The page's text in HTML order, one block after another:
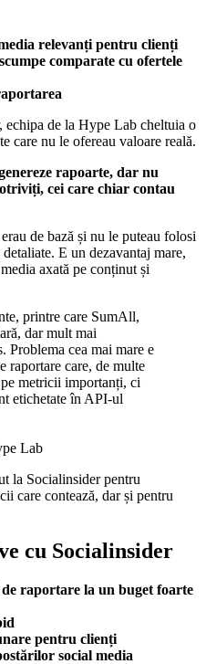
relevanți pentru clienți
comparate cu ofertele
echipa de la Hype Lab cheltuia o
care nu le ofereau valoare reală.
rapoarte, dar nu
cei care chiar contau
de bază și nu le puteau folosi
E un dezavantaj mare,
axată pe conținut și
printre care SumAll,
dar mult mai
Problema cea mai mare e
raportare care, de multe
metricii importanți, ci
etichetate în API-ul
Lab
la Socialinsider pentru
care contează, dar și pentru
cu Socialinsider
raportare la un buget foarte
pentru clienți
social media